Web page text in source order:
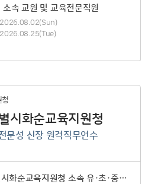
속 교원 및 교육전문직원
시화순교육지원청
문성 신장 원격직무연수
교육지원청 소속 유·초·중학교 교원 및